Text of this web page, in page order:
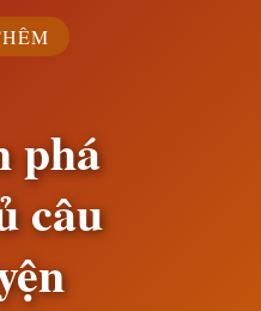
phá
câu